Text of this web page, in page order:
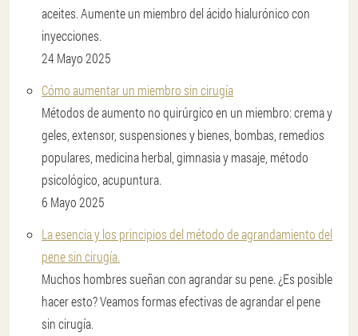
aceites. Aumente un miembro del ácido hialurónico con
inyecciones.
24 Mayo 2025
Cómo aumentar un miembro sin cirugía
Métodos de aumento no quirúrgico en un miembro: crema y
geles, extensor, suspensiones y bienes, bombas, remedios
populares, medicina herbal, gimnasia y masaje, método
psicológico, acupuntura.
6 Mayo 2025
La esencia y los principios del método de agrandamiento del
pene sin cirugía.
Muchos hombres sueñan con agrandar su pene. ¿Es posible
hacer esto? Veamos formas efectivas de agrandar el pene
sin cirugía.